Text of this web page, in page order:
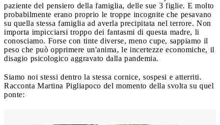
paziente del pensiero della famiglia, delle sue 3 figlie. E molto
probabilmente erano proprio le troppe incognite che pesavano
su quella stessa famiglia ad averla precipitata nel terrore. Non
importa impicciarsi troppo dei fantasmi di questa madre, li
conosciamo. Forse con tinte diverse, meno cupe, sappiamo il
peso che può opprimere un'anima, le incertezze economiche, il
disagio psicologico aggravato dalla pandemia.
Siamo noi stessi dentro la stessa cornice, sospesi e atterriti.
Racconta Martina Pigliapoco del momento della svolta su quel
ponte: